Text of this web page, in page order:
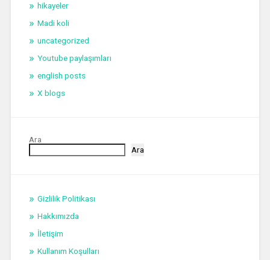
hikayeler
Madi koli
uncategorized
Youtube paylaşımları
english posts
X blogs
Ara
Ara
Gizlilik Politikası
Hakkımızda
İletişim
Kullanım Koşulları